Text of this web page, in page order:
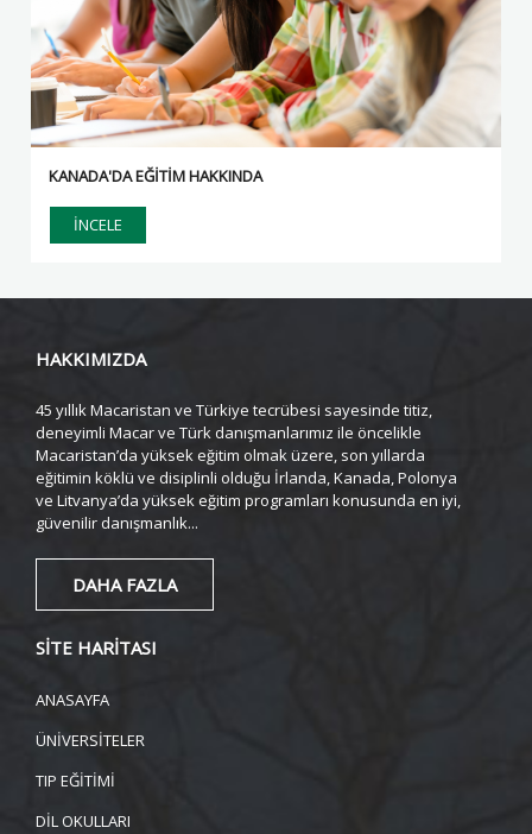
KANADA'DA EĞİTİM HAKKINDA
İNCELE
HAKKIMIZDA
45 yıllık Macaristan ve Türkiye tecrübesi sayesinde titiz,
deneyimli Macar ve Türk danışmanlarımız ile öncelikle
Macaristan’da yüksek eğitim olmak üzere, son yıllarda
eğitimin köklü ve disiplinli olduğu İrlanda, Kanada, Polonya
ve Litvanya’da yüksek eğitim programları konusunda en iyi,
güvenilir danışmanlık...
DAHA FAZLA
SİTE HARİTASI
ANASAYFA
ÜNİVERSİTELER
TIP EĞİTİMİ
DİL OKULLARI